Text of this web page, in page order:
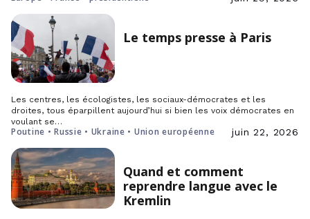
Le temps presse à Paris
Les centres, les écologistes, les sociaux-démocrates et les
droites, tous éparpillent aujourd’hui si bien les voix démocrates en
voulant se…
Poutine • Russie • Ukraine • Union européenne juin 22, 2026
Quand et comment
reprendre langue avec le
Kremlin